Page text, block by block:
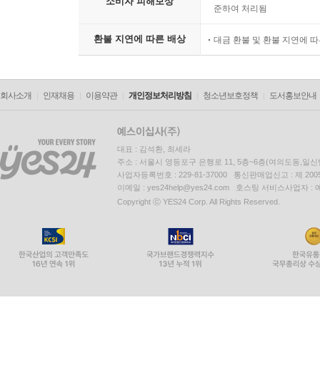
준하여 처리됨
환불 지연에 따른 배상 대금 환불 및 환불 지연에
회사소개 인재채용 이용약관 개인정보처리방침 청소년보호정책 도서홍보안내
대표 : 김석환, 최세라
주소 : 서울시 영등포구 은행로 11, 5층~6층(여의도동,일신
사업자등록번호 : 229-81-37000 통신판매업신고 : 제
이메일 : yes24help@yes24.com 호스팅 서비스사업자 :
Copyright ⓒ YES24 Corp. All Rights Reserved.